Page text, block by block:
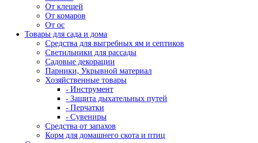
От клещей
От комаров
От ос
Товары для сада и дома
Средства для выгребных ям и септиков
Светильники для рассады
Садовые декорации
Парники, Укрывной материал
Хозяйственные товары
- Инструмент
- Защита дыхательных путей
- Перчатки
- Сувениры
Средства от запахов
Корм для домашнего скота и птиц